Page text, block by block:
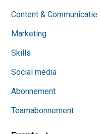
Content & Communicatie
Marketing
Skills
Social media
Abonnement
Teamabonnement